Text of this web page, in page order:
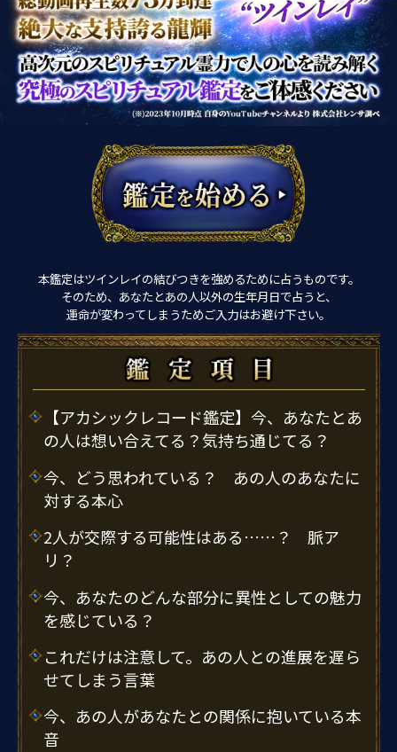
本鑑定はツインレイの結びつきを強めるために占うものです。
そのため、あなたとあの人以外の生年月日で占うと、
運命が変わってしまうためご入力はお避け下さい。
【アカシックレコード鑑定】今、あなたとあ
の人は想い合えてる？気持ち通じてる？
今、どう思われている？ あの人のあなたに
対する本心
2人が交際する可能性はある……？ 脈ア
リ？
今、あなたのどんな部分に異性としての魅力
を感じている？
これだけは注意して。あの人との進展を遅ら
せてしまう言葉
今、あの人があなたとの関係に抱いている本
音